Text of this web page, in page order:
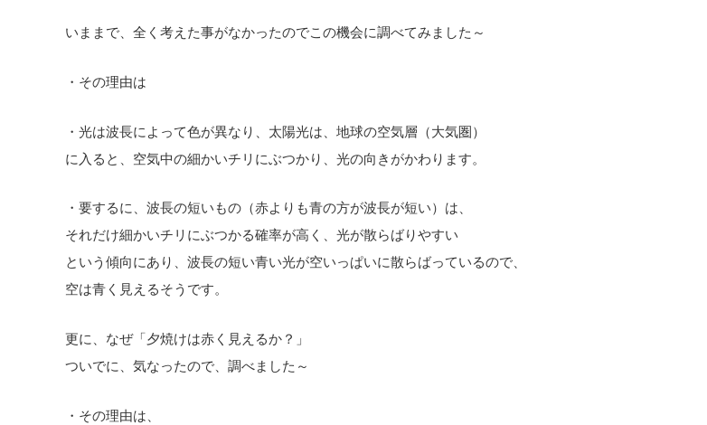
いままで、全く考えた事がなかったのでこの機会に調べてみました～
・その理由は
・光は波長によって色が異なり、太陽光は、地球の空気層（大気圏）
に入ると、空気中の細かいチリにぶつかり、光の向きがかわります。
・要するに、波長の短いもの（赤よりも青の方が波長が短い）は、
それだけ細かいチリにぶつかる確率が高く、光が散らばりやすい
という傾向にあり、波長の短い青い光が空いっぱいに散らばっているので、
空は青く見えるそうです。
更に、なぜ「夕焼けは赤く見えるか？」
ついでに、気なったので、調べました～
・その理由は、